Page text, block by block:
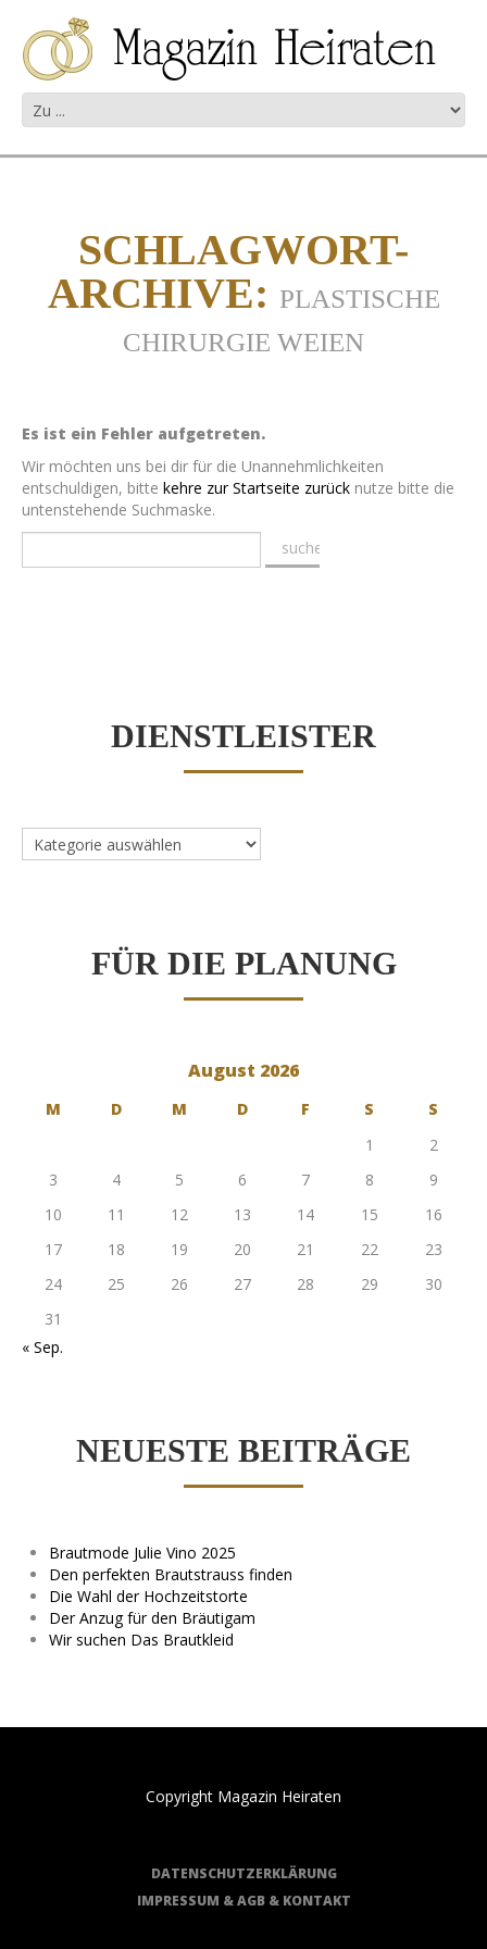
SCHLAGWORT-
ARCHIVE: PLASTISCHE
CHIRURGIE WEIEN
Es ist ein Fehler aufgetreten.
Wir möchten uns bei dir für die Unannehmlichkeiten
entschuldigen, bitte kehre zur Startseite zurück nutze bitte die
untenstehende Suchmaske.
DIENSTLEISTER
Dienstleister
FÜR DIE PLANUNG
August 2026
M D M D F S
S
1
2
3
4 5 6 7 8
9
10
11 12 13 14 15
16
17
18 19 20 21 22
23
24
25 26 27 28 29
30
31
« Sep.
NEUESTE BEITRÄGE
Brautmode Julie Vino 2025
Den perfekten Brautstrauss finden
Die Wahl der Hochzeitstorte
Der Anzug für den Bräutigam
Wir suchen Das Brautkleid
Copyright Magazin Heiraten
DATENSCHUTZERKLÄRUNG
IMPRESSUM & AGB & KONTAKT